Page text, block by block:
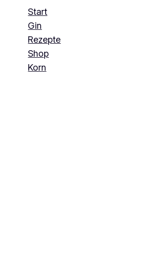
Start
Gin
Rezepte
Shop
Korn